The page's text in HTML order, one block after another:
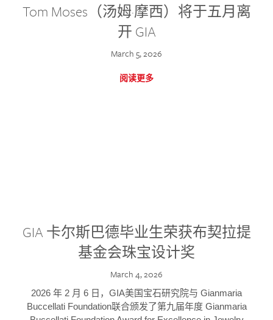
Tom Moses（汤姆·摩西）将于五月离
开 GIA
March 5, 2026
阅读更多
GIA 卡尔斯巴德毕业生荣获布契拉提
基金会珠宝设计奖
March 4, 2026
2026 年 2 月 6 日，GIA美国宝石研究院与 Gianmaria
Buccellati Foundation联合颁发了第九届年度 Gianmaria